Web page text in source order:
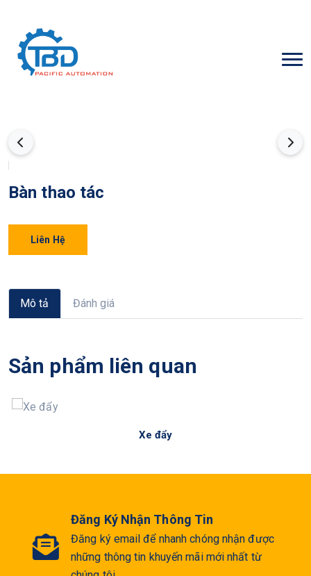
Bàn thao tác
Liên Hệ
Mô tả Đánh giá
Sản phẩm liên quan
Xe đẩy
Đăng Ký Nhận Thông Tin
Đăng ký email để nhanh chóng nhận được
những thông tin khuyến mãi mới nhất từ